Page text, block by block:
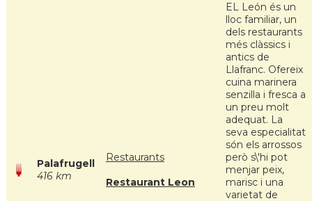
Palafrugell
416 km
Restaurants
Restaurant Leon
EL León és un
lloc familiar, un
dels restaurants
més clàssics i
antics de
Llafranc. Ofereix
cuina marinera
senzilla i fresca a
un preu molt
adequat. La
seva especialitat
són els arrossos
però s\'hi pot
menjar peix,
marisc i una
varietat de